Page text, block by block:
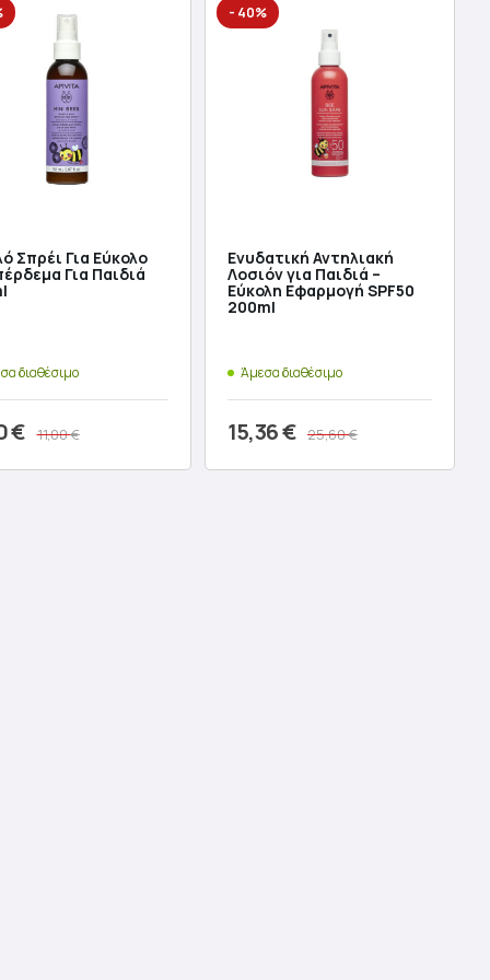
was:
τιμή
Σπρέι Για Εύκολο
Για Παιδιά
διαθέσιμο
11,00€
€
- 40%
Ενυδατική Αντηλιακή
Λοσιόν για Παιδιά –
Εύκολη Εφαρμογή SPF50
200ml
Άμεσα διαθέσιμο
25,60€
15,36€